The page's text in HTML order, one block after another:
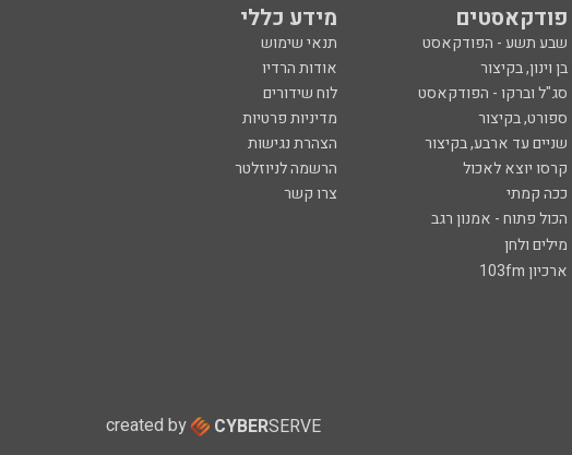
פודקאסטים מידע כללי
שבע תשע - הפודקאסט
תנאי שימוש
בן וינון, בקיצור
אודות הרדיו
סג"ל וברקו - הפודקאסט
לוח שידורים
ספורט, בקיצור
מדיניות פרטיות
שניים עד ארבע, בקיצור
הצהרת נגישות
קרסו יוצא לאכול
הרשמה לניוזלטר
ככה קמתי
צרו קשר
הכול פתוח - אמנון רגב
מילים ולחן
ארכיון 103fm
created by CYBERSERVE